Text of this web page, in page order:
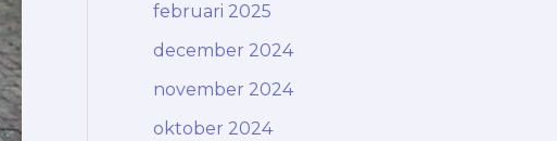
februari 2025
december 2024
november 2024
oktober 2024